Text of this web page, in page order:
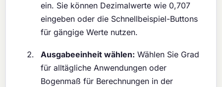
ein. Sie können Dezimalwerte wie 0,707
eingeben oder die Schnellbeispiel-Buttons
für gängige Werte nutzen.
Ausgabeeinheit wählen: Wählen Sie Grad
für alltägliche Anwendungen oder
Bogenmaß für Berechnungen in der